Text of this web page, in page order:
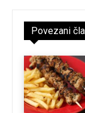
Povezani